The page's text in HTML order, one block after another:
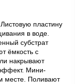
пластину
в воде.
субстрат
ёмкость с
накрывают
Мини-
месте. Поливают